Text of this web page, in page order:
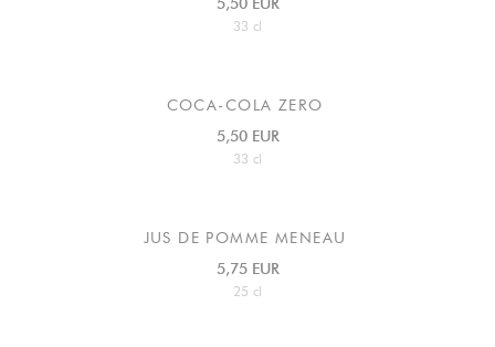
33 cl
COCA-COLA ZERO
5,50 EUR
33 cl
JUS DE POMME MENEAU
5,75 EUR
25 cl